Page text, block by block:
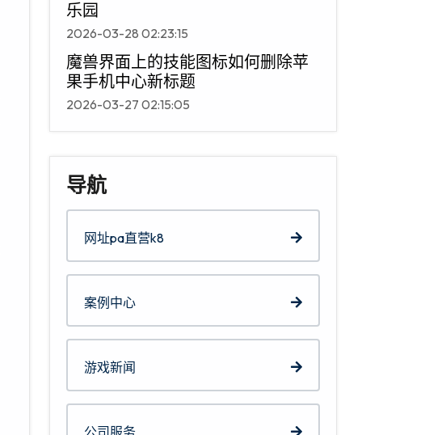
乐园
2026-03-28 02:23:15
魔兽界面上的技能图标如何删除苹
果手机中心新标题
2026-03-27 02:15:05
导航
网址pa直营k8
案例中心
游戏新闻
公司服务